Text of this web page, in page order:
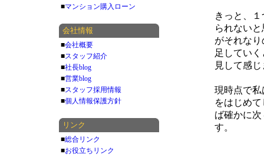
きっと、
られない
がそれな
足してい
見して感
現時点で
をはじめ
ば確かに
す。
■マンション購入ローン
会社情報
■会社概要
■スタッフ紹介
■社長blog
■営業blog
■スタッフ採用情報
■個人情報保護方針
リンク
■総合リンク
■お役立ちリンク